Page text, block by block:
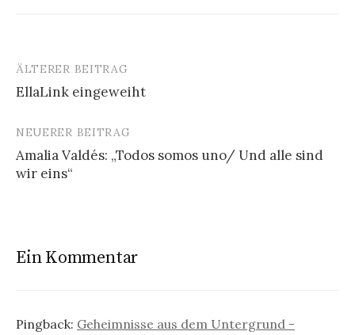
Beitrags-
Navigation
ÄLTERER BEITRAG
EllaLink eingeweiht
NEUERER BEITRAG
Amalia Valdés: „Todos somos uno/ Und alle sind
wir eins“
Ein Kommentar
Pingback: Geheimnisse aus dem Untergrund -